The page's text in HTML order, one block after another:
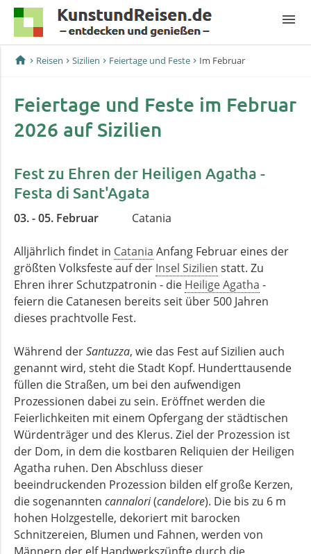
menu
home Reisen Sizilien Feiertage und Feste Im Februar
Feiertage und Feste im Februar
2026 auf Sizilien
Fest zu Ehren der Heiligen Agatha -
Festa di Sant'Agata
03. - 05. Februar Catania
Alljährlich findet in Catania Anfang Februar eines der
größten Volksfeste auf der Insel Sizilien statt. Zu
Ehren ihrer Schutzpatronin - die Heilige Agatha -
feiern die Catanesen bereits seit über 500 Jahren
dieses prachtvolle Fest.
Während derSantuzza, wie das Fest auf Sizilien auch
genannt wird, steht die Stadt Kopf. Hunderttausende
füllen die Straßen, um bei den aufwendigen
Prozessionen dabei zu sein. Eröffnet werden die
Feierlichkeiten mit einem Opfergang der städtischen
Würdenträger und des Klerus. Ziel der Prozession ist
der Dom, in dem die kostbaren Reliquien der Heiligen
Agatha ruhen. Den Abschluss dieser
beeindruckenden Prozession bilden elf große Kerzen,
die sogenannten cannalori(candelore). Die bis zu 6 m
hohen Holzgestelle, dekoriert mit barocken
Schnitzereien, Blumen und Fahnen, werden von